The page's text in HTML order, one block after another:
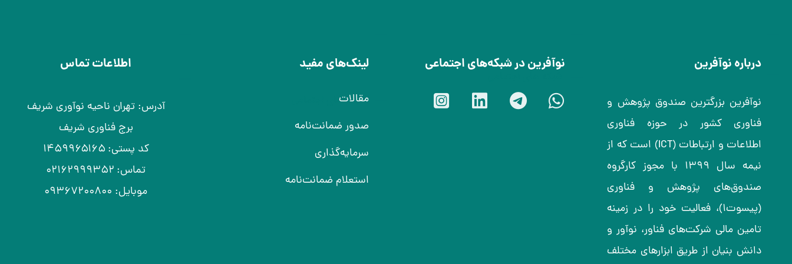
درباره نوآفرین
نوآفرین بزرگترین صندوق پژوهش و
فناوری کشور در حوزه فناوری
اطلاعات و ارتباطات (ICT) است که از
نیمه سال ۱۳۹۹ با مجوز کارگروه
صندوق‌های پژوهش و فناوری
(پیسوت۱)، فعالیت خود را در زمینه
تامین مالی شرکت‌های فناور، نوآور و
دانش بنیان از طریق ابزارهای مختلف
نوآفرین در شبکه‌های اجتماعی لینک‌های مفید
شبکه های اجتماعی
مقالات
صدور ضمانت‌نامه
سرمایه‌گذاری
استعلام ضمانت‌نامه
اطلاعات تماس
آدرس: تهران ناحیه نوآوری شریف
برج فناوری شریف
کد پستی: ۱۴۵۹۹۶۵۱۶۵
تماس: ۰۲۱۶۲۹۹۹۳۵۲
موبایل: ۰۹۳۶۷۲۰۰۸۰۰